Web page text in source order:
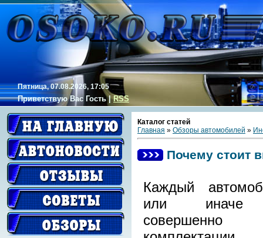
Пятница, 07.08.2026, 17:05
Приветствую Вас Гость|RSS
Каталог статей
Главная » Обзоры автомобилей »
Почему стоит
Каждый
или иначе
совершенно